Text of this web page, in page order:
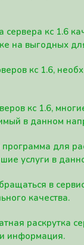
кс 1.6
на выгодных
кс 1.6,
кс 1.6,
в данном
для
услуги в
в
качества.
раскрутка
информация.